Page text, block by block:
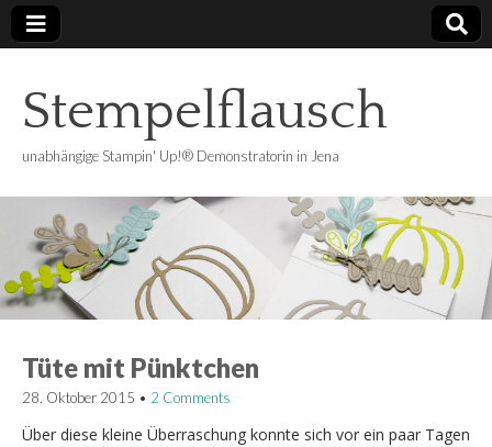
Stempelflausch
unabhängige Stampin' Up!® Demonstratorin in Jena
Tüte mit Pünktchen
28. Oktober 2015 • 2 Comments
Über diese kleine Überraschung konnte sich vor ein paar Tagen